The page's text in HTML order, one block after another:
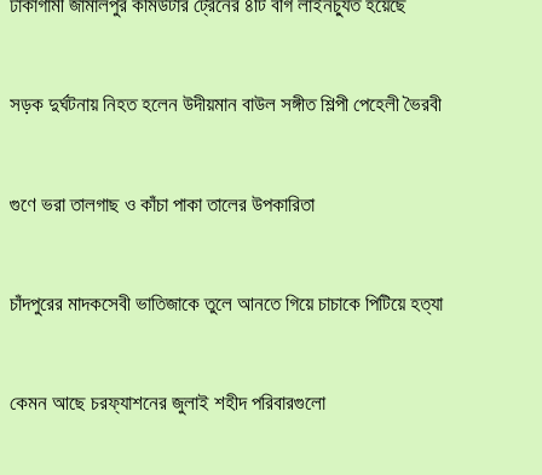
ঢাকাগামী জামালপুর কমিউটার ট্রেনের ৪টি বগি লাইনচ্যুত হয়েছে
সড়ক দুর্ঘটনায় নিহত হলেন উদীয়মান বাউল সঙ্গীত শিল্পী পেহেলী ভৈরবী
গুণে ভরা তালগাছ ও কাঁচা পাকা তালের উপকারিতা
চাঁদপুরের মাদকসেবী ভাতিজাকে তুলে আনতে গিয়ে চাচাকে পিটিয়ে হত্যা
কেমন আছে চরফ্যাশনের জুলাই শহীদ পরিবারগুলো